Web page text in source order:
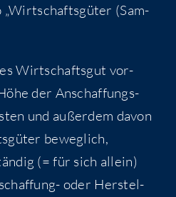
„Wirt­schafts­gü­ter (Sam­
Wirt­schafts­gut vor­
der Anschaf­fungs-
und außer­dem davon
beweg­lich,
(= für sich allein)
oder Her­stel­